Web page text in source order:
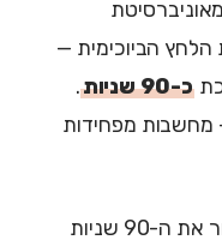
מאוניברסיטת
הביוכימית —
כ-90 שניות
.
מחשבות מפחידות
המשמעות: אם אתם מצליחים לעבור את ה-90 שניות